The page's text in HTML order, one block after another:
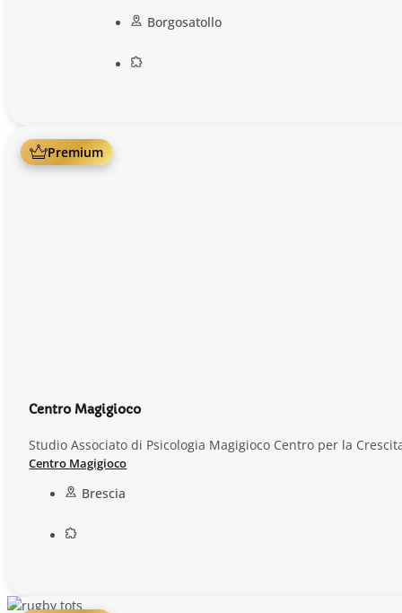
Borgosatollo
Premium
Centro Magigioco
Studio Associato di Psicologia Magigioco Centro per la
Centro Magigioco
Brescia